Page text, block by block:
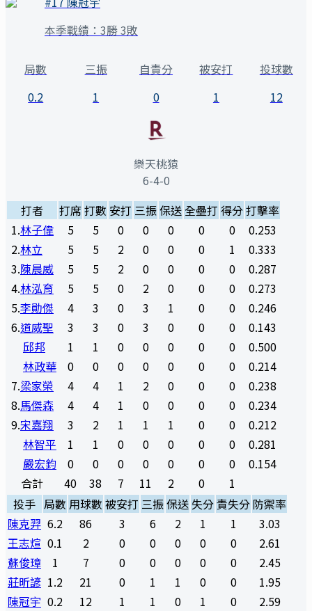
本季戰績： 3勝 3敗
局數
0.2
三振
1
自責分
0
被安打
1
投球數
12
樂天桃猿
6-4-0
打者
打席打數 安打 三振保送全壘打 得分打擊率
1.林子偉 5 5 0 0 0 0 0
0.253
2.林立 5 5 2 0 0 0 1
0.333
3.陳晨威 5 5 2 0 0 0 0
0.287
4.林泓育 5 5 0 2 0 0 0
0.273
5.李勛傑 4 3 0 3 1 0 0
0.246
6.道威聖 3 3 0 3 0 0 0
0.143
邱邦
1 1 0 0 0 0 0
0.500
林政華
0 0 0 0 0 0 0
0.214
7.梁家榮 4 4 1 2 0 0 0
0.238
8.馬傑森 4 4 1 0 0 0 0
0.234
9.宋嘉翔 3 2 1 1 1 0 0
0.212
林智平
1 1 0 0 0 0 0
0.281
嚴宏鈞
0 0 0 0 0 0 0
0.154
合計
40 38 7 11 2 0
1
投手 局數 用球數 被安打 三振保送失分責失分 防禦率
陳克羿 6.2 86 3 6 2 1 1
3.03
王志煊 0.1 2 0 0 0 0 0
2.61
蘇俊璋
1 7 0 0 0 0 0
2.45
莊昕諺 1.2 21 0 1 1 0 0
1.95
陳冠宇 0.2 12 1 1 0 1 0
2.59